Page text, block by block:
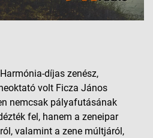
díjas zenész,
volt Ficza János
nemcsak pályafutásának
fel, hanem a zeneipar
valamint a zene múltjáról,